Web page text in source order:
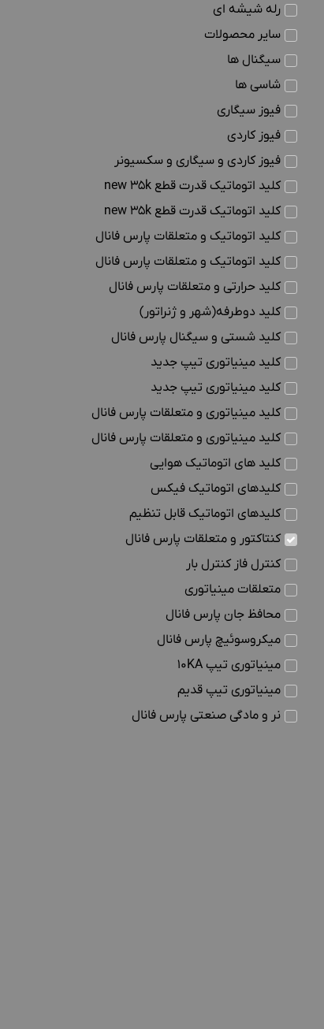
رله شیشه ای
سایر محصولات
سیگنال ها
شاسی ها
فیوز سیگاری
فیوز کاردی
فیوز کاردی و سیگاری و سکسیونر
کلید اتوماتیک قدرت قطع new 35k
کلید اتوماتیک قدرت قطع new 35k
کلید اتوماتیک و متعلقات پارس فانال
کلید اتوماتیک و متعلقات پارس فانال
کلید حرارتی و متعلقات پارس فانال
کلید دوطرفه(شهر و ژنراتور)
کلید شستی و سیگنال پارس فانال
کلید مینیاتوری تیپ جدید
کلید مینیاتوری تیپ جدید
کلید مینیاتوری و متعلقات پارس فانال
کلید مینیاتوری و متعلقات پارس فانال
کلید های اتوماتیک هوایی
کلیدهای اتوماتیک فیکس
کلیدهای اتوماتیک قابل تنظیم
کنتاکتور و متعلقات پارس فانال
کنترل فاز کنترل بار
متعلقات مینیاتوری
محافظ جان پارس فانال
میکروسوئیچ پارس فانال
مینیاتوری تیپ 10KA
مینیاتوری تیپ قدیم
نر و مادگی صنعتی پارس فانال